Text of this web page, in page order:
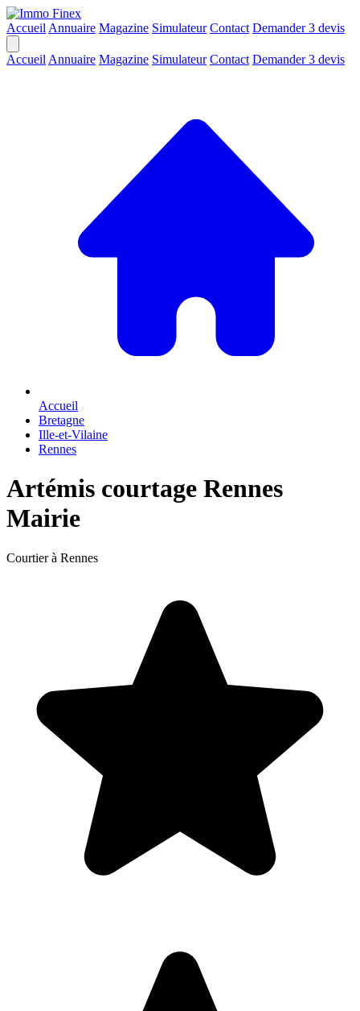
Accueil Annuaire Magazine Simulateur Contact Demander 3 devis
Accueil Annuaire Magazine Simulateur Contact Demander 3 devis
Accueil
Bretagne
Ille-et-Vilaine
Rennes
Artémis courtage Rennes
Mairie
Courtier à Rennes